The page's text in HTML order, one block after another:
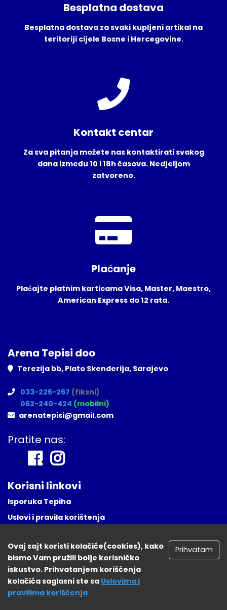
Besplatna dostava
Besplatna dostava za svaki kupljeni artikal na
teritoriji cijele Bosne i Hercegovine.
Kontakt centar
Za sva pitanja možete nas kontaktirati svakog
dana između 10 i 18h časova. Nedjeljom
zatvoreno.
Plaćanje
Plaćajte platnim karticama Visa, Master, Maestro,
American Express do 12 rata.
Arena Tepisi doo
Terezija bb, Plato Skenderija, Sarajevo
033-226-267 (fiksni)
062-240-424 (mobilni)
arenatepisi@gmail.com
Pratite nas:
Korisni linkovi
Isporuka Tepiha
Uslovi i pravila korištenja
Naša lokacija
Registruj se
Ovaj sajt koristi kolačiće(cookies), kako
bismo Vam pružili bolje korisničko
iskustvo. Prihvatanjem korišćenja
kolačića saglasni ste sa Uslovima i
pravilima koriščenja
Prihvatam